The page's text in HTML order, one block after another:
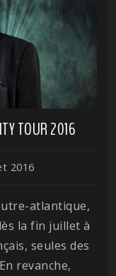
TOUR 2016
2016
atlantique,
la fin juillet à
seules des
revanche,